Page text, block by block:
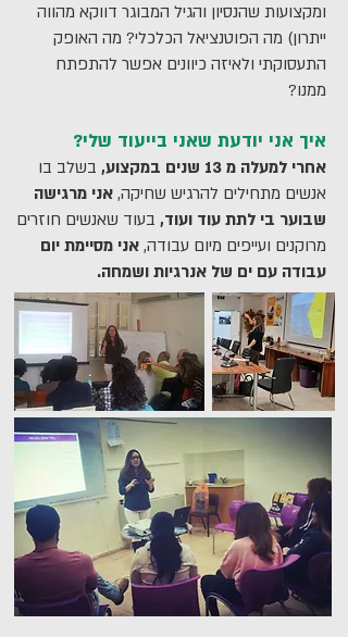
ומקצועות שהנסיון והגיל המבוגר דווקא מהווה
ייתרון) מה הפוטנציאל הכלכלי? מה האופק
התעסוקתי ולאיזה כיוונים אפשר להתפתח
ממנו?
איך אני יודעת שאני בייעוד שלי?
אחרי למעלה מ 13 שנים במקצוע,
בשלב בו
אנשים מתחילים להרגיש שחיקה, אני מרגישה
שבוער בי לתת עוד ועוד, בעוד שאנשים חוזרים
מרוקנים ועייפים מיום עבודה, אני מסיימת יום
עבודה עם ים של אנרגיות ושמחה.